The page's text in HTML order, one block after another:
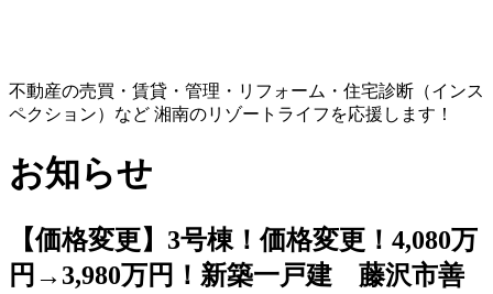
不動産の売買・賃貸・管理・リフォーム・住宅診断（インス
ペクション）など 湘南のリゾートライフを応援します！
お知らせ
【価格変更】3号棟！価格変更！4,080万
円→3,980万円！新築一戸建 藤沢市善